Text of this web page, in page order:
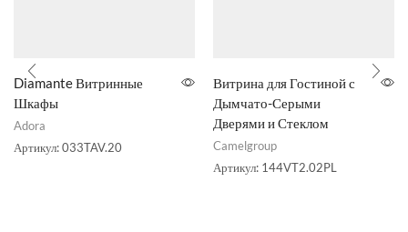
Diamante Витринные
Шкафы
Adora
Артикул:033TAV.20
Витрина для Гостиной с
Дымчато-Серыми
Дверями и Стеклом
Camelgroup
Артикул: 144VT2.02PL